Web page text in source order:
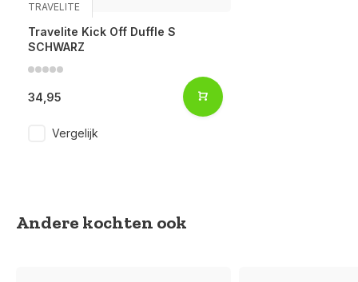
TRAVELITE
Travelite Kick Off Duffle S
SCHWARZ
34,95
Vergelijk
Andere kochten ook